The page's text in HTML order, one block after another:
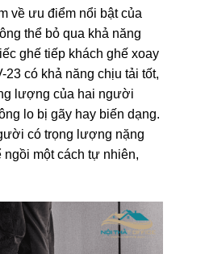
về ưu điểm nổi bật của
thể bỏ qua khả năng
ghế tiếp khách ghế xoay
23 có khả năng chịu tải tốt,
lượng của hai người
lo bị gãy hay biến dạng.
có trọng lượng nặng
ngồi một cách tự nhiên,